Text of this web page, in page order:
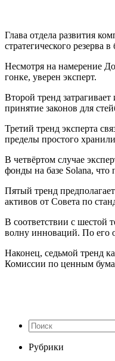
Глава отдела развития
стратегического
Несмотря на намерение
гонке, уверен эксперт.
Второй тренд
принятие законов для
Третий тренд эксперта
пределы простого
В четвёртом случае
фонды на базе Solana, что
Пятый тренд
активов от Совета по
В соответствии с шестой
волну инноваций. По его
Наконец, седьмой тренд
Комиссии по ценным
Рубрики